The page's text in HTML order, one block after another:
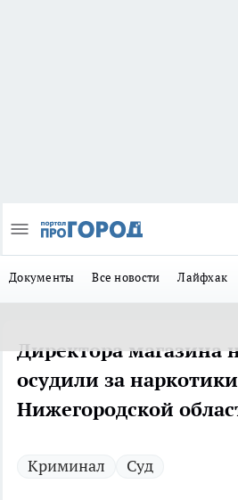
Документы Все новости Лайфхак
Директора магазина
осудили за
Нижегородской
Криминал Суд